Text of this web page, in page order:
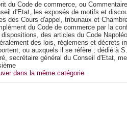
du Code de commerce, ou
d'Etat, les exposés de motifs et
des Cours d'appel, tribunaux et
du Code de commerce par la
des articles du Code
des lois, réglemens et décrets
ou auxquels il se réfère ; dédié à
secrétaire général du Conseil d'Etat,
dans la même catégorie